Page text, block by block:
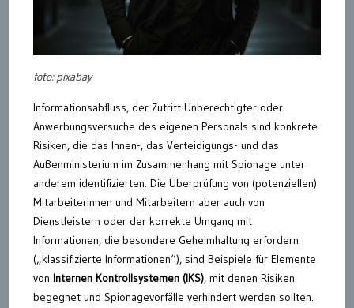
foto: pixabay
Informationsabfluss, der Zutritt Unberechtigter oder
Anwerbungsversuche des eigenen Personals sind konkrete
Risiken, die das Innen-, das Verteidigungs- und das
Außenministerium im Zusammenhang mit Spionage unter
anderem identifizierten. Die Überprüfung von (potenziellen)
Mitarbeiterinnen und Mitarbeitern aber auch von
Dienstleistern oder der korrekte Umgang mit
Informationen, die besondere Geheimhaltung erfordern
(„klassifizierte Informationen“), sind Beispiele für Elemente
von Internen Kontrollsystemen (IKS), mit denen Risiken
begegnet und Spionagevorfälle verhindert werden sollten.